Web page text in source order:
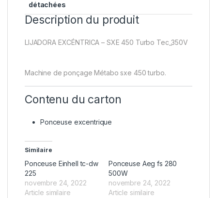
détachées
Description du produit
LIJADORA EXCÉNTRICA – SXE 450 Turbo Tec_350V
Machine de ponçage Métabo sxe 450 turbo.
Contenu du carton
Ponceuse excentrique
Similaire
Ponceuse Einhell tc-dw
225
novembre 24, 2022
Article similaire
Ponceuse Aeg fs 280
500W
novembre 24, 2022
Article similaire